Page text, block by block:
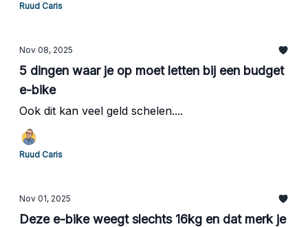
Ruud Caris
Nov 08, 2025
5 dingen waar je op moet letten bij een budget
e-bike
Ook dit kan veel geld schelen....
Ruud Caris
Nov 01, 2025
Deze e-bike weegt slechts 16kg en dat merk je